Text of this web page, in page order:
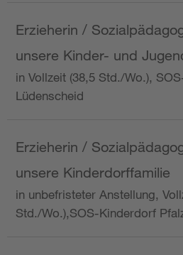
Erzieherin /
unsere Kinder- und
in Vollzeit (38,5 Std./Wo.),
Lüdenscheid
Erzieherin /
unsere Kinderdorffamilie
in unbefristeter Anstellung,
Std./Wo.),SOS-Kinderdorf